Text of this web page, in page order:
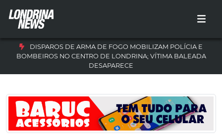
DISPAROS DE ARMA DE FOGO MOBILIZAM POLÍCIA E
BOMBEIROS NO CENTRO DE LONDRINA; VÍTIMA BALEADA
DESAPARECE